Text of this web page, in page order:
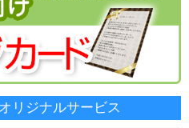
リジナルサービス